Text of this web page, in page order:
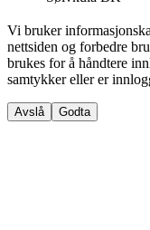
Vi bruker
nettsiden og forbedre
brukes for å håndtere
samtykker eller er
Avslå Godta